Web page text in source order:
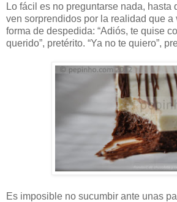
Lo fácil es no preguntarse nada, hasta
ven sorprendidos por la realidad que a
forma de despedida: “Adiós, te quise
querido”, pretérito. “Ya no te quiero”,
Es imposible no sucumbir ante unas